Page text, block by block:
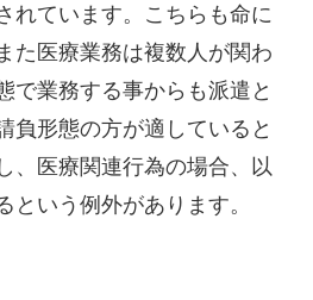
れています。こちらも命に
た医療業務は複数人が関わ
で業務する事からも派遣と
負形態の方が適していると
、医療関連行為の場合、以
という例外があります。